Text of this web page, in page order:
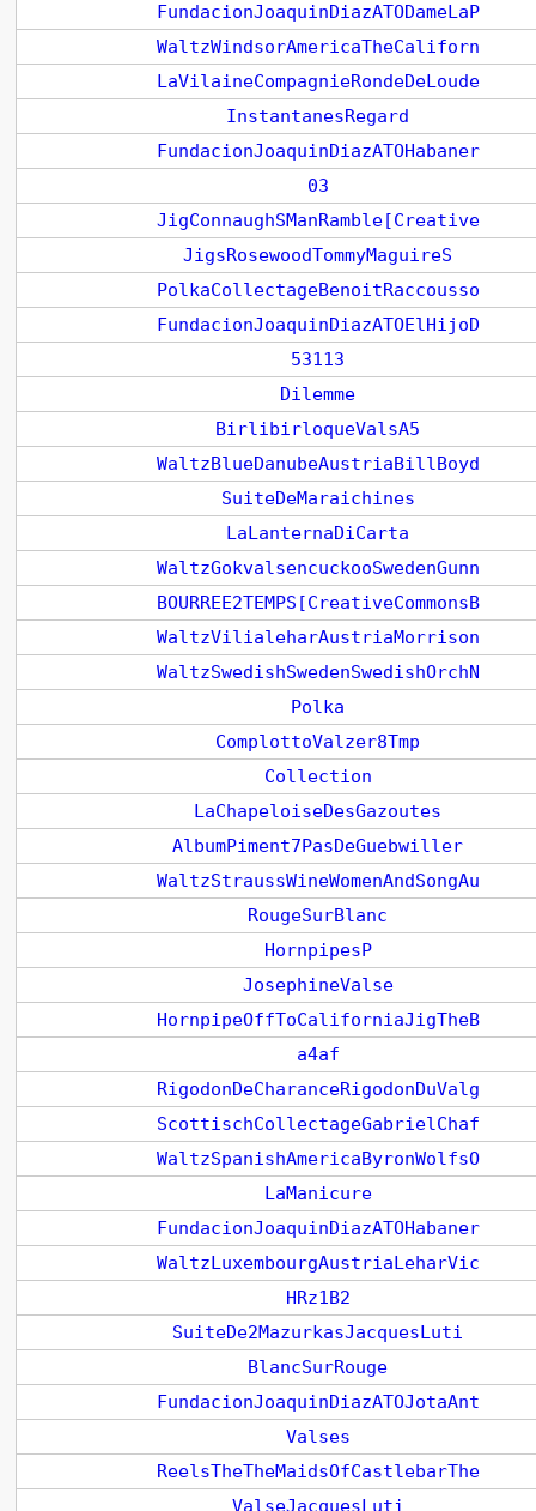
FundacionJoaquinDiazATODameLaP
WaltzWindsorAmericaTheCaliforn
LaVilaineCompagnieRondeDeLoude
InstantanesRegard
FundacionJoaquinDiazATOHabaner
03
JigConnaughSManRamble[Creative
JigsRosewoodTommyMaguireS
PolkaCollectageBenoitRaccousso
FundacionJoaquinDiazATOElHijoD
53113
Dilemme
BirlibirloqueValsA5
WaltzBlueDanubeAustriaBillBoyd
SuiteDeMaraichines
LaLanternaDiCarta
WaltzGokvalsencuckooSwedenGunn
BOURREE2TEMPS[CreativeCommonsB
WaltzVilialeharAustriaMorrison
WaltzSwedishSwedenSwedishOrchN
Polka
ComplottoValzer8Tmp
Collection
LaChapeloiseDesGazoutes
AlbumPiment7PasDeGuebwiller
WaltzStraussWineWomenAndSongAu
RougeSurBlanc
HornpipesP
JosephineValse
HornpipeOffToCaliforniaJigTheB
a4af
RigodonDeCharanceRigodonDuValg
ScottischCollectageGabrielChaf
WaltzSpanishAmericaByronWolfsO
LaManicure
FundacionJoaquinDiazATOHabaner
WaltzLuxembourgAustriaLeharVic
HRz1B2
SuiteDe2MazurkasJacquesLuti
BlancSurRouge
FundacionJoaquinDiazATOJotaAnt
Valses
ReelsTheTheMaidsOfCastlebarThe
ValseJacquesLuti